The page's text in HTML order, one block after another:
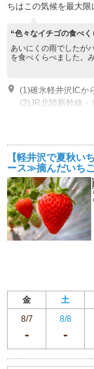
ちはこの気候を最大限
“色々なイチゴの食べく
あいにくの雨でしたが
を食べくらべました。み
(1)碓氷軽井沢ICか
(2)JR北陸新幹線
営業期間：冬春い
上旬から11月下
分(午後2時00分最
【軽井沢で夏秋い
ース≫摘んだいち
性・カップルのお
金 土
8/7
8/8